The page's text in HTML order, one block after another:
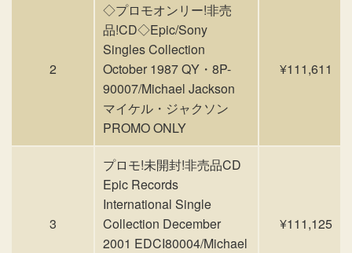
2
◇プロモオンリー!非売
品!CD◇Epic/Sony
Singles Collection
October 1987 QY・8P-
90007/Michael Jackson
マイケル・ジャクソン
PROMO ONLY
¥111,611
3
プロモ!未開封!非売品CD
Epic Records
International Single
Collection December
2001 EDCI80004/Michael
¥111,125